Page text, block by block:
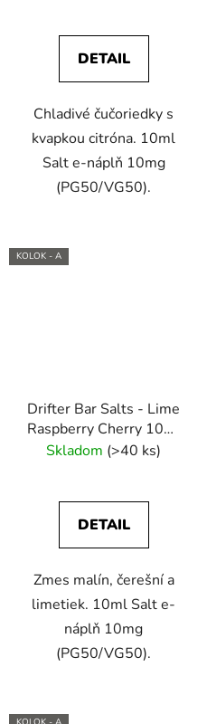
DETAIL
Chladivé čučoriedky s
kvapkou citróna. 10ml
Salt e-náplň 10mg
(PG50/VG50).
KOLOK - A
Drifter Bar Salts - Lime
Raspberry Cherry 10ml
(10mg) e-liquid
Skladom (>40 ks)
DETAIL
Zmes malín, čerešní a
limetiek. 10ml Salt e-
náplň 10mg
(PG50/VG50).